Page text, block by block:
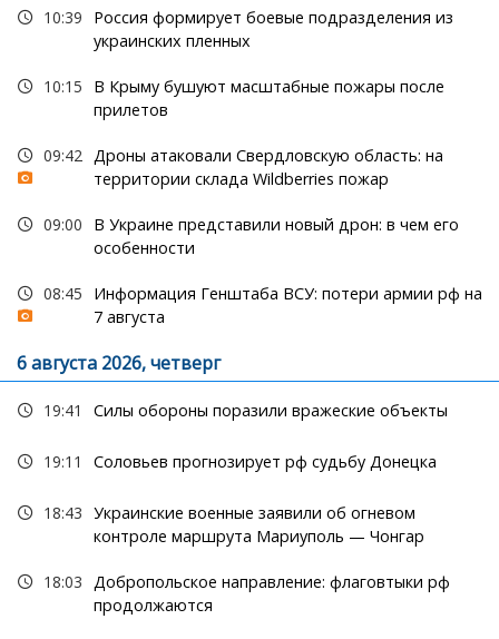
10:39
Россия формирует боевые подразделения из
украинских пленных
10:15
В Крыму бушуют масштабные пожары после
прилетов
09:42 Дроны атаковали Свердловскую область: на
территории склада Wildberries пожар
09:00
В Украине представили новый дрон: в чем его
особенности
08:45
Информация Генштаба ВСУ: потери армии рф на
7 августа
6 августа 2026, четверг
19:41 Силы обороны поразили вражеские объекты
19:11 Соловьев прогнозирует рф судьбу Донецка
18:43 Украинские военные заявили об огневом
контроле маршрута Мариуполь — Чонгар
18:03 Добропольское направление: флаговтыки рф
продолжаются